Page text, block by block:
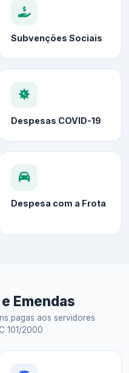
Subvenções Sociais
Despesas COVID-19
Despesa com a Frota
Emendas
pagas aos servidores
101/2000